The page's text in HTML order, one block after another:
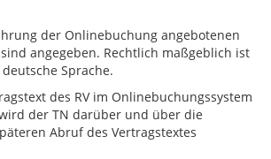
der Onlinebuchung angebotenen
angegeben. Rechtlich maßgeblich ist
Sprache.
des RV im Onlinebuchungssystem
der TN darüber und über die
Abruf des Vertragstextes